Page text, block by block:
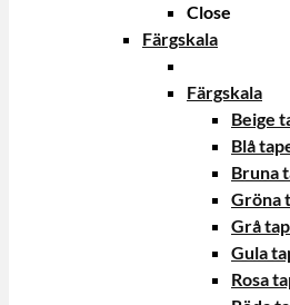
Close
Färgskala
Färgskala
Beige
Blå
Bruna
Gröna
Grå
Gula
Rosa